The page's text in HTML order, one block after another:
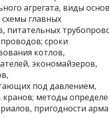
агрегата, виды
главных
питательных
сроки
котлов,
экономайзеров,
под давлением,
методы
пригодности